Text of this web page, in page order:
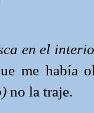
en el
me había
no la traje.